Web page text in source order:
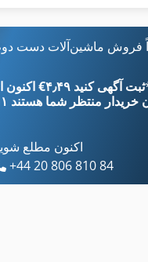
پرس سوسیس سرخ
فروش ماشین‌آلات دست
اکنون از ‎€۴٫۴۹ ثبت آگهی کنید
خریدار منتظر شما هستند
اکنون مطلع
+44 20 806 810 84